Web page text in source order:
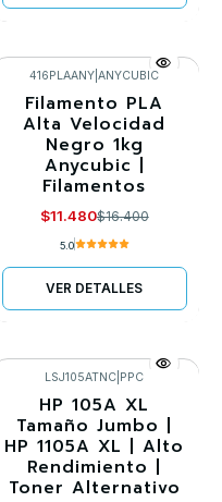
-30%
Agotado
416PLAANY |ANYCUBIC
Filamento PLA
Alta Velocidad
Negro 1kg
Anycubic |
Filamentos
$11.480$16.400
5.0
VER DETALLES
-30%
LSJ105ATNC PPC
HP 105A XL
Tamaño Jumbo |
HP 1105A XL | Alto
Rendimiento |
Toner Alternativo